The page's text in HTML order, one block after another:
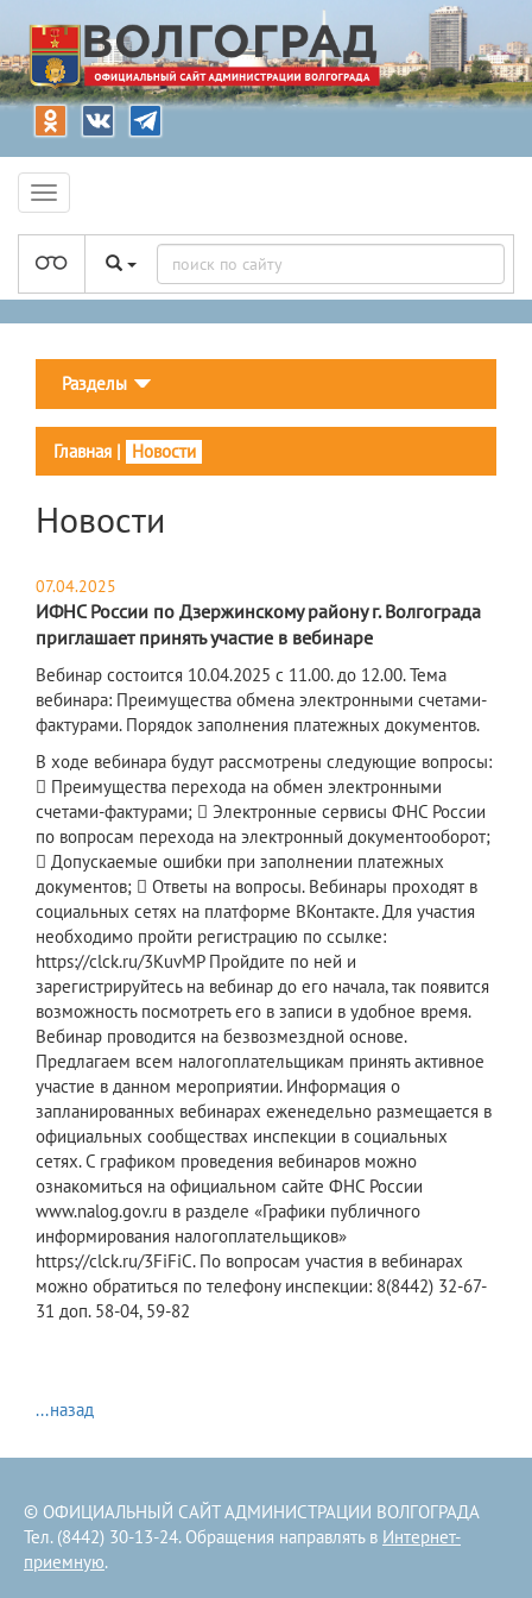
Разделы
Главная | Новости
Новости
07.04.2025
ИФНС России по Дзержинскому району г. Волгограда
приглашает принять участие в вебинаре
Вебинар состоится 10.04.2025 с 11.00. до 12.00. Тема
вебинара: Преимущества обмена электронными счетами-
фактурами. Порядок заполнения платежных документов.
В ходе вебинара будут рассмотрены следующие вопросы:
 Преимущества перехода на обмен электронными
счетами-фактурами;  Электронные сервисы ФНС России
по вопросам перехода на электронный документооборот;
 Допускаемые ошибки при заполнении платежных
документов;  Ответы на вопросы. Вебинары проходят в
социальных сетях на платформе ВКонтакте. Для участия
необходимо пройти регистрацию по ссылке:
https://clck.ru/3KuvMP Пройдите по ней и
зарегистрируйтесь на вебинар до его начала, так появится
возможность посмотреть его в записи в удобное время.
Вебинар проводится на безвозмездной основе.
Предлагаем всем налогоплательщикам принять активное
участие в данном мероприятии. Информация о
запланированных вебинарах еженедельно размещается в
официальных сообществах инспекции в социальных
сетях. С графиком проведения вебинаров можно
ознакомиться на официальном сайте ФНС России
www.nalog.gov.ru в разделе «Графики публичного
информирования налогоплательщиков»
https://clck.ru/3FiFiC. По вопросам участия в вебинарах
можно обратиться по телефону инспекции: 8(8442) 32-67-
31 доп. 58-04, 59-82
...назад
© ОФИЦИАЛЬНЫЙ САЙТ АДМИНИСТРАЦИИ ВОЛГОГРАДА
Тел. (8442) 30-13-24. Обращения направлять в Интернет-
приемную.